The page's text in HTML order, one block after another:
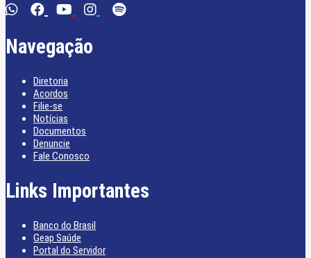
Navegação
Diretoria
Acordos
Filie-se
Notícias
Documentos
Denuncie
Fale Conosco
Links Importantes
Banco do Brasil
Geap Saúde
Portal do Servidor